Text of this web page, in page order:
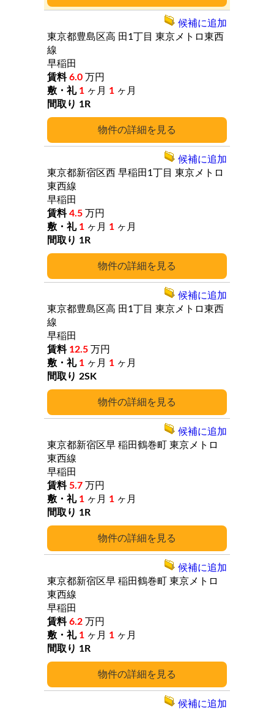
詳細
東京都豊島区高 田1丁目 東京メトロ東西
線
早稲田
6.0 万円
1 ヶ月 1 ヶ月
1R
候補に追加
詳細
東京都新宿区西 早稲田1丁目 東京メトロ
東西線
早稲田
4.5 万円
1 ヶ月 1 ヶ月
1R
候補に追加
詳細
東京都豊島区高 田1丁目 東京メトロ東西
線
早稲田
12.5 万円
1 ヶ月 1 ヶ月
2SK
候補に追加
詳細
東京都新宿区早 稲田鶴巻町 東京メトロ
東西線
早稲田
5.7 万円
1 ヶ月 1 ヶ月
1R
候補に追加
詳細
東京都新宿区早 稲田鶴巻町 東京メトロ
東西線
早稲田
6.2 万円
1 ヶ月 1 ヶ月
1R
候補に追加
候補に追加